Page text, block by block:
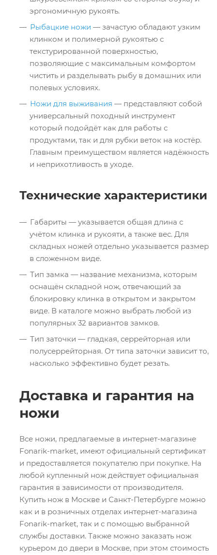
эргономичную рукоять.
Рыбацкие ножи — зачастую обладают узким
клинком и полимерной рукоятью с
текстурированной поверхностью,
позволяющие с максимальным комфортом
чистить и разделывать рыбу в домашних или
полевых условиях.
Ножи для выживания — представляют собой
универсальный походный инструмент
который подойдёт как для работы с
продуктами, так и для рубки веток на костёр.
Главным преимуществом является надёжность
и неприхотливость в уходе.
Технические характеристики
Габариты — указывается общая длина с
учётом клинка и рукояти, а также вес. Для
складных ножей отдельно указывается размер
в сложенном виде.
Тип замка — название механизма, которым
оснащён складной нож, отвечающий за
блокировку клинка в открытом и закрытом
виде. В каталоге можно выбрать любой из
популярных 32 вариантов замков.
Тип заточки — гладкая, серрейторная или
полусеррейторная. От типа заточки зависит то,
насколько эффективно будет резать.
Доставка и гарантия на
ножи
Все ножи, предлагаемые в интернет-магазине
Fonarik-market, имеют официальный сертификат
и предоставляется покупателю при покупке. На
любой купленный нож действует официальная
гарантия в зависимости от производителя.
Купить нож в Москве и Санкт-Петербурге можно
как и в розничных отделах интернет-магазина
Fonarik-market, так и с помощью выбранной
службы доставки. Также можно заказать нож
курьером до двери в Москве, при этом стоимость